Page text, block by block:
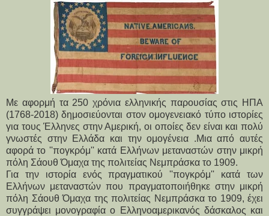
Με αφορμή τα 250 χρόνια ελληνικής παρουσίας στις ΗΠΑ
(1768-2018) δημοσιεύονται στον ομογενειακό τύπο ιστορίες
για τους Έλληνες στην Αμερική, οι οποίες δεν είναι και πολύ
γνωστές στην Ελλάδα και την ομογένεια .Μια από αυτές
αφορά το ''πογκρόμ'' κατά Ελλήνων μεταναστών στην μικρή
πόλη Σάουθ Όμαχα της πολιτείας Νεμπράσκα το 1909.
Για την ιστορία ενός πραγματικού ''πογκρόμ'' κατά των
Ελλήνων μεταναστών που πραγματοποιήθηκε στην μικρή
πόλη Σάουθ Όμαχα της πολιτείας Νεμπράσκα το 1909, έχει
συγγράψει μονογραφία ο Ελληνοαμερικανός δάσκαλος και